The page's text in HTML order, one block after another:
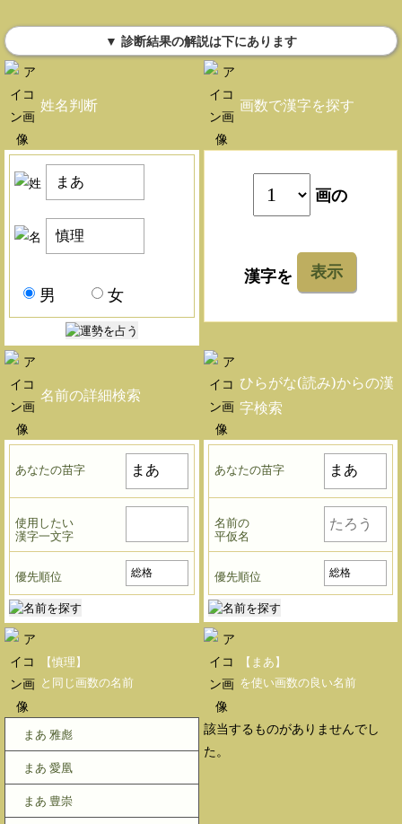
▼ 診断結果の解説は下にあります
姓名判断
男 女
画数で漢字を探す
画の
漢字を 表示
名前の詳細検索
あなたの苗字
使用したい
漢字一文字
優先順位
ひらがな(読み)からの漢
字検索
あなたの苗字
名前の
平仮名
優先順位
【慎理】
と同じ画数の名前
まあ 雅彪
まあ 愛凰
まあ 豊崇
【まあ】
を使い画数の良い名前
該当するものがありませんでし
た。